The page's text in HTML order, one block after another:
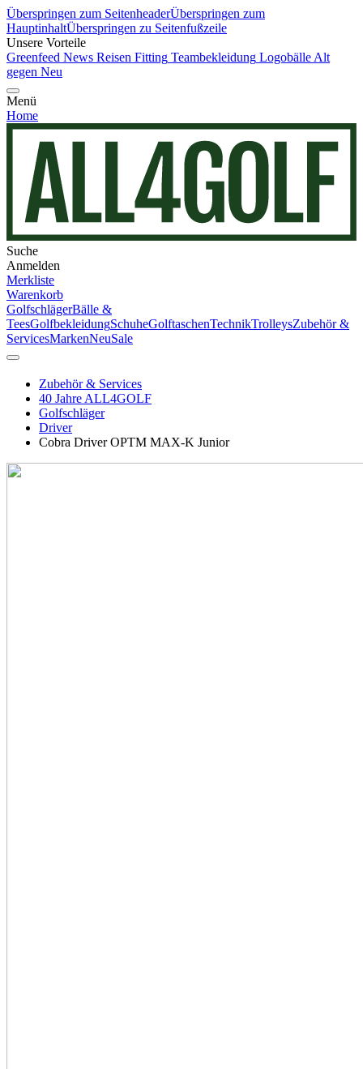
Überspringen zum SeitenheaderÜberspringen zum
HauptinhaltÜberspringen zu Seitenfußzeile
Unsere Vorteile
Greenfeed News Reisen Fitting Teambekleidung Logobälle Alt
gegen Neu
Menü
Home
Suche
Anmelden
Merkliste
Warenkorb
GolfschlägerBälle &
TeesGolfbekleidungSchuheGolftaschenTechnikTrolleysZubehör &
ServicesMarkenNeuSale
Zubehör & Services
40 Jahre ALL4GOLF
Golfschläger
Driver
Cobra Driver OPTM MAX-K Junior